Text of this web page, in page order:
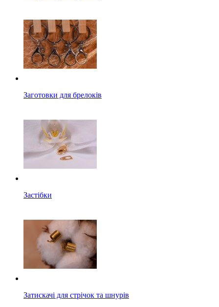
Заготовки для брелоків
Застібки
Затискачі для стрічок та шнурів